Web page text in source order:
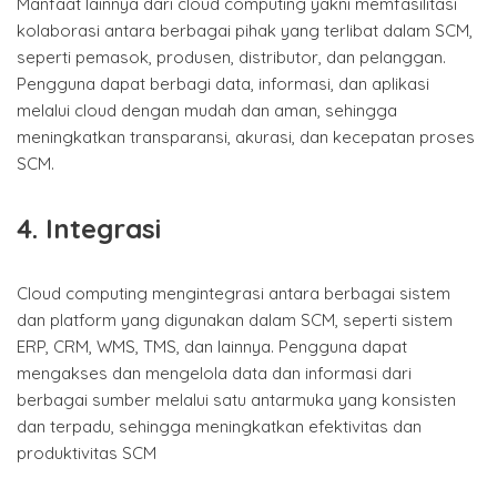
kolaborasi antara berbagai pihak yang terlibat dalam SCM,
seperti pemasok, produsen, distributor, dan pelanggan.
Pengguna dapat berbagi data, informasi, dan aplikasi
melalui cloud dengan mudah dan aman, sehingga
meningkatkan transparansi, akurasi, dan kecepatan proses
SCM.
4. Integrasi
Cloud computing mengintegrasi antara berbagai sistem
dan platform yang digunakan dalam SCM, seperti sistem
ERP, CRM, WMS, TMS, dan lainnya. Pengguna dapat
mengakses dan mengelola data dan informasi dari
berbagai sumber melalui satu antarmuka yang konsisten
dan terpadu, sehingga meningkatkan efektivitas dan
produktivitas SCM